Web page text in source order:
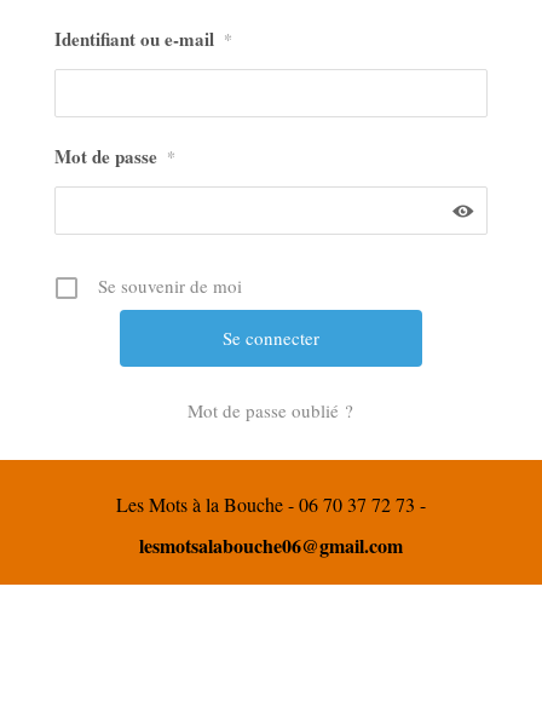
Identifiant ou e-mail *
Mot de passe *
Se souvenir de moi
Mot de passe oublié ?
Les Mots à la Bouche - 06 70 37 72 73 -
lesmotsalabouche06@gmail.com